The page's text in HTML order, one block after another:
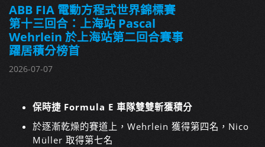
ABB FIA 電動方程式世界錦標賽
第十三回合：上海站 Pascal
Wehrlein 於上海站第二回合賽事
躍居積分榜首
2026-07-07
保時捷 Formula E 車隊雙雙斬獲積分
於逐漸乾燥的賽道上，Wehrlein 獲得第四名，Nico
Müller 取得第七名